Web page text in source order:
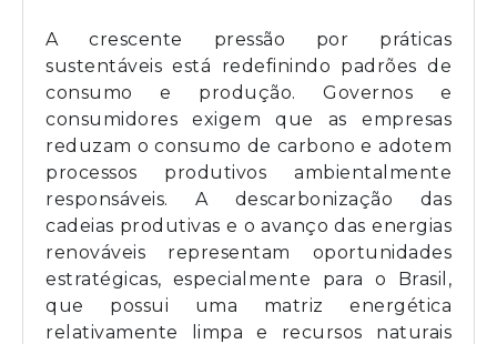
A crescente pressão por práticas
sustentáveis está redefinindo padrões de
consumo e produção. Governos e
consumidores exigem que as empresas
reduzam o consumo de carbono e adotem
processos produtivos ambientalmente
responsáveis. A descarbonização das
cadeias produtivas e o avanço das energias
renováveis representam oportunidades
estratégicas, especialmente para o Brasil,
que possui uma matriz energética
relativamente limpa e recursos naturais